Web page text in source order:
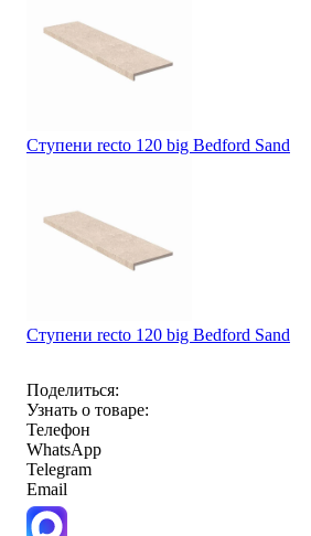
Ступени recto 120 big Bedford Sand
Ступени recto 120 big Bedford Sand
Поделиться:
Узнать о товаре:
Телефон
WhatsApp
Telegram
Email